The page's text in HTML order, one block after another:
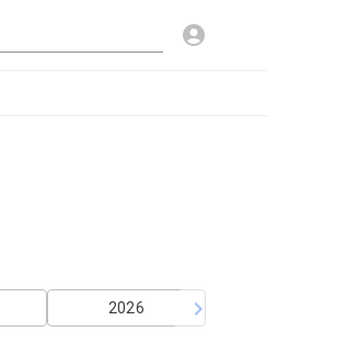
2026